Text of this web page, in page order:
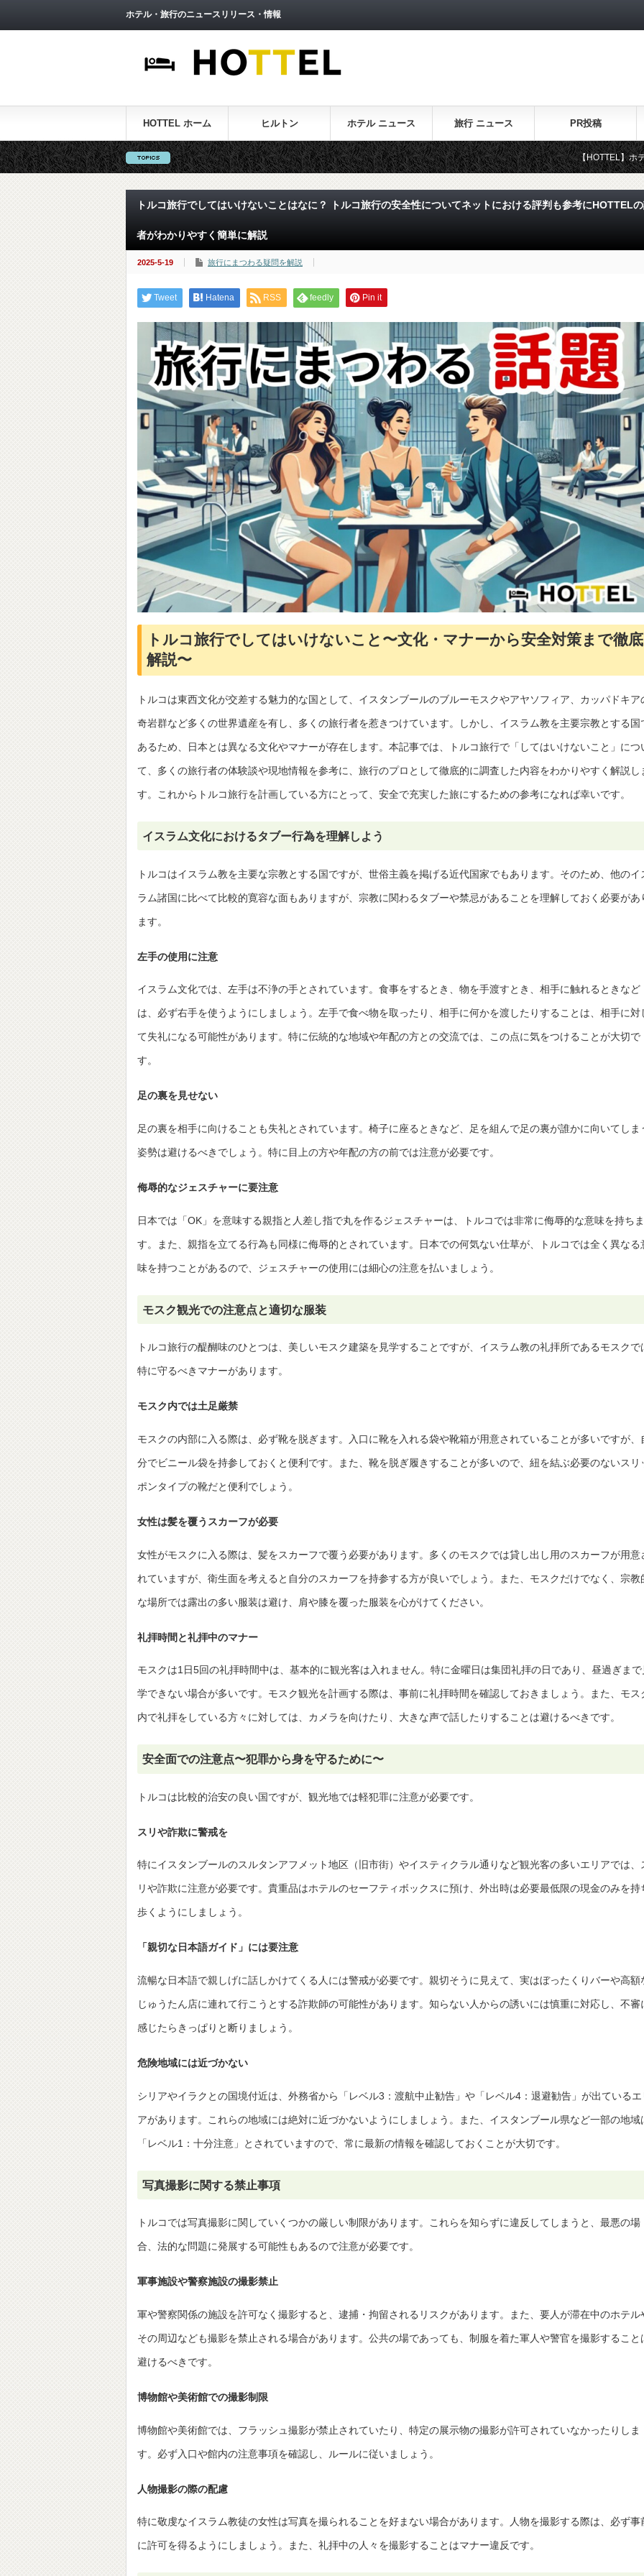
ホテル・旅行のニュースリリース・情報
HOTTEL ホーム ヒルトン ホテル ニュース 旅行 ニュース PR投稿
【HOTTEL】ホテル・旅行に
トルコ旅行でしてはいけないことはなに？ トルコ旅行の安全性についてネットにおける評判も参考にHOTTEL
者がわかりやすく簡単に解説
2025-5-19 旅行にまつわる疑問を解説
Tweet Hatena RSS feedly Pin it
トルコ旅行でしてはいけないこと〜文化・マナーから安全対策まで徹底
解説〜
トルコは東西文化が交差する魅力的な国として、イスタンブールのブルーモスクやアヤソフィア、カッパドキア
奇岩群など多くの世界遺産を有し、多くの旅行者を惹きつけています。しかし、イスラム教を主要宗教とする国
あるため、日本とは異なる文化やマナーが存在します。本記事では、トルコ旅行で「してはいけないこと」につ
て、多くの旅行者の体験談や現地情報を参考に、旅行のプロとして徹底的に調査した内容をわかりやすく解説し
す。これからトルコ旅行を計画している方にとって、安全で充実した旅にするための参考になれば幸いです。
イスラム文化におけるタブー行為を理解しよう
トルコはイスラム教を主要な宗教とする国ですが、世俗主義を掲げる近代国家でもあります。そのため、他のイ
ラム諸国に比べて比較的寛容な面もありますが、宗教に関わるタブーや禁忌があることを理解しておく必要があ
ます。
左手の使用に注意
イスラム文化では、左手は不浄の手とされています。食事をするとき、物を手渡すとき、相手に触れるときなど
は、必ず右手を使うようにしましょう。左手で食べ物を取ったり、相手に何かを渡したりすることは、相手に対
て失礼になる可能性があります。特に伝統的な地域や年配の方との交流では、この点に気をつけることが大切で
す。
足の裏を見せない
足の裏を相手に向けることも失礼とされています。椅子に座るときなど、足を組んで足の裏が誰かに向いてしま
姿勢は避けるべきでしょう。特に目上の方や年配の方の前では注意が必要です。
侮辱的なジェスチャーに要注意
日本では「OK」を意味する親指と人差し指で丸を作るジェスチャーは、トルコでは非常に侮辱的な意味を持ちま
す。また、親指を立てる行為も同様に侮辱的とされています。日本での何気ない仕草が、トルコでは全く異なる
味を持つことがあるので、ジェスチャーの使用には細心の注意を払いましょう。
モスク観光での注意点と適切な服装
トルコ旅行の醍醐味のひとつは、美しいモスク建築を見学することですが、イスラム教の礼拝所であるモスクで
特に守るべきマナーがあります。
モスク内では土足厳禁
モスクの内部に入る際は、必ず靴を脱ぎます。入口に靴を入れる袋や靴箱が用意されていることが多いですが、
分でビニール袋を持参しておくと便利です。また、靴を脱ぎ履きすることが多いので、紐を結ぶ必要のないスリ
ポンタイプの靴だと便利でしょう。
女性は髪を覆うスカーフが必要
女性がモスクに入る際は、髪をスカーフで覆う必要があります。多くのモスクでは貸し出し用のスカーフが用意
れていますが、衛生面を考えると自分のスカーフを持参する方が良いでしょう。また、モスクだけでなく、宗教
な場所では露出の多い服装は避け、肩や膝を覆った服装を心がけてください。
礼拝時間と礼拝中のマナー
モスクは1日5回の礼拝時間中は、基本的に観光客は入れません。特に金曜日は集団礼拝の日であり、昼過ぎまで
学できない場合が多いです。モスク観光を計画する際は、事前に礼拝時間を確認しておきましょう。また、モス
内で礼拝をしている方々に対しては、カメラを向けたり、大きな声で話したりすることは避けるべきです。
安全面での注意点〜犯罪から身を守るために〜
トルコは比較的治安の良い国ですが、観光地では軽犯罪に注意が必要です。
スリや詐欺に警戒を
特にイスタンブールのスルタンアフメット地区（旧市街）やイスティクラル通りなど観光客の多いエリアでは、
リや詐欺に注意が必要です。貴重品はホテルのセーフティボックスに預け、外出時は必要最低限の現金のみを持
歩くようにしましょう。
「親切な日本語ガイド」には要注意
流暢な日本語で親しげに話しかけてくる人には警戒が必要です。親切そうに見えて、実はぼったくりバーや高額
じゅうたん店に連れて行こうとする詐欺師の可能性があります。知らない人からの誘いには慎重に対応し、不審
感じたらきっぱりと断りましょう。
危険地域には近づかない
シリアやイラクとの国境付近は、外務省から「レベル3：渡航中止勧告」や「レベル4：退避勧告」が出ているエ
アがあります。これらの地域には絶対に近づかないようにしましょう。また、イスタンブール県など一部の地域
「レベル1：十分注意」とされていますので、常に最新の情報を確認しておくことが大切です。
写真撮影に関する禁止事項
トルコでは写真撮影に関していくつかの厳しい制限があります。これらを知らずに違反してしまうと、最悪の場
合、法的な問題に発展する可能性もあるので注意が必要です。
軍事施設や警察施設の撮影禁止
軍や警察関係の施設を許可なく撮影すると、逮捕・拘留されるリスクがあります。また、要人が滞在中のホテル
その周辺なども撮影を禁止される場合があります。公共の場であっても、制服を着た軍人や警官を撮影すること
避けるべきです。
博物館や美術館での撮影制限
博物館や美術館では、フラッシュ撮影が禁止されていたり、特定の展示物の撮影が許可されていなかったりしま
す。必ず入口や館内の注意事項を確認し、ルールに従いましょう。
人物撮影の際の配慮
特に敬虔なイスラム教徒の女性は写真を撮られることを好まない場合があります。人物を撮影する際は、必ず事
に許可を得るようにしましょう。また、礼拝中の人々を撮影することはマナー違反です。